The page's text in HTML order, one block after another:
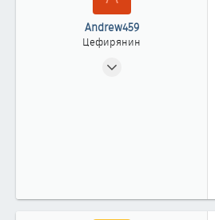
Andrew459
Цефирянин